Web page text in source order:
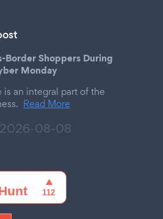
Border Shoppers During
Monday
an integral part of the
Read More
2026-08-08